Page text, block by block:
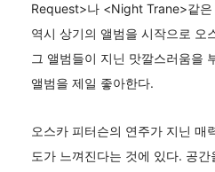
Request>나 <Night Trane>같은
역시 상기의 앨범을 시작으로 오
그 앨범들이 지닌 맛깔스러움을
앨범을 제일 좋아한다.
오스카 피터슨의 연주가 지닌 매
도가 느껴진다는 것에 있다. 공